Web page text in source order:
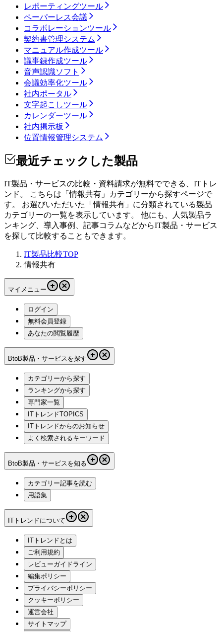
レポーティングツール
ペーパーレス会議
コラボレーションツール
契約書管理システム
マニュアル作成ツール
議事録作成ツール
音声認識ソフト
会議効率化ツール
社内ポータル
文字起こしツール
カレンダーツール
社内掲示板
位置情報管理システム
最近チェックした製品
IT製品・サービスの比較・資料請求が無料でできる、ITトレ
ンド。 こちらは「情報共有 」カテゴリーから探すページで
す。 お選びいただいた「情報共有 」に分類されている製品
カテゴリーの一覧を表示しています。 他にも、人気製品ラ
ンキング、導入事例、記事コラムなどからIT製品・サービス
を探して比較することもできます。
IT製品比較TOP
情報共有
マイメニュー
ログイン
無料会員登録
あなたの閲覧履歴
BtoB製品・サービスを探す
カテゴリーから探す
ランキングから探す
専門家一覧
ITトレンドTOPICS
ITトレンドからのお知らせ
よく検索されるキーワード
BtoB製品・サービスを知る
カテゴリー記事を読む
用語集
ITトレンドについて
ITトレンドとは
ご利用規約
レビューガイドライン
編集ポリシー
プライバシーポリシー
クッキーポリシー
運営会社
サイトマップ